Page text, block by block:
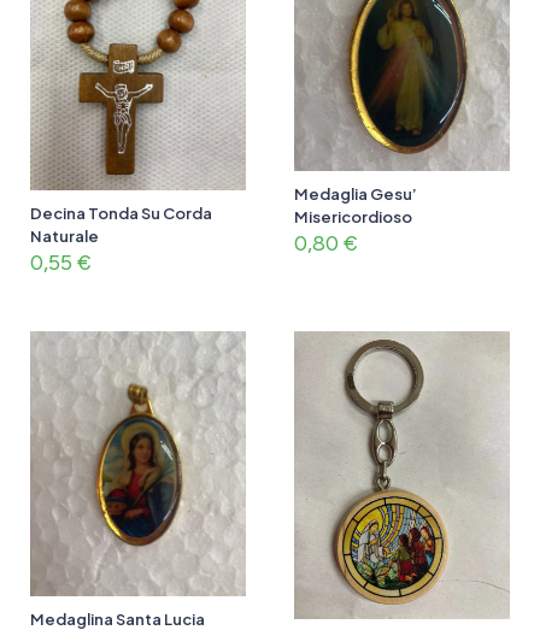
Decina Tonda Su Corda
Naturale
0,55 €
Medaglia Gesu’
Misericordioso
0,80 €
Medaglina Santa Lucia